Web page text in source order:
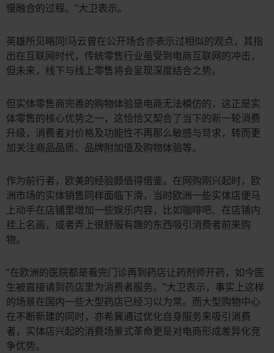
慢融合的过程。”大卫表示。
英雄所见略同!马云曾在公开场合亦表示过相似的观点，其指
出在互联网时代，传统零售行业虽受到电商互联网的冲击，
但未来，线下与线上零售将会呈现深度结合之势。
但实体零售商完善的购物体验是电商无法模仿的，这正是实
体零售的核心优势之一，这恰恰又契合了当下的新一轮消费
升级，消费者对价格及功能性不再那么敏感与苛求，转而更
加关注商品品质、品牌附加值及购物体验等。
作为前行者，欧美的经验颇值得借鉴。在网购刚兴起时，欧
洲市场的实体销售同样面临下滑，当时欧洲一些实体店便马
上动手在店铺里增加一些娱乐内容，比如咖啡吧、在店铺内
挂上名画，或者弄上很舒服有趣的东西吸引消费者前来购
物。
“在欧洲的医院都是看完门诊再到药店让药剂师开药，如今医
生被直接请到药店里为消费者服务。”大卫表示，事实上这样
的场景在国内一些大型药店已经习以为常。而大型购物中心
在不断新建的同时，亦希冀通过优化自身服务来吸引消费
者，实体店兴起的消费场景式革命更是对电商形成差异化竞
争优势。